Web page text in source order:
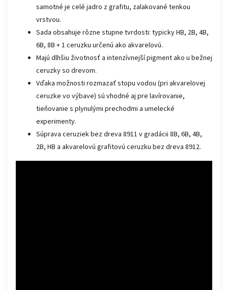
samotné je celé jadro z grafitu, zalakované tenkou
vrstvou.
Sada obsahuje rôzne stupne tvrdosti: typicky HB, 2B, 4B,
6B, 8B + 1 ceruzku určenú ako akvarelovú.
Majú dlhšiu životnosť a intenzívnejší pigment ako u bežnej
ceruzky so drevom.
Vďaka možnosti rozmazať stopu vodou (pri akvarelovej
ceruzke vo výbave) sú vhodné aj pre lavírovanie,
tieňovanie s plynulými prechodmi a umelecké
experimenty.
Súprava ceruziek bez dreva 8911 v gradácii 8B, 6B, 4B,
2B, HB a akvarelovú grafitovú ceruzku bez dreva 8912.